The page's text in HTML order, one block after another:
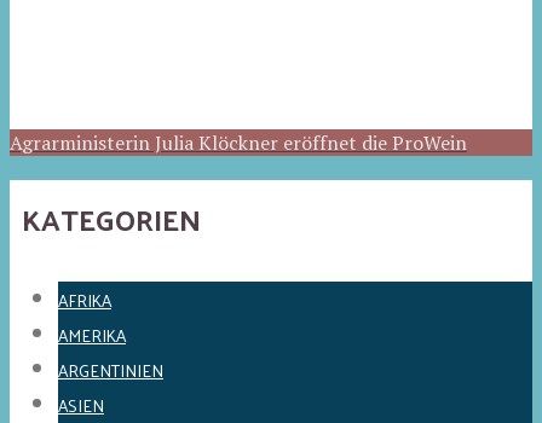
Agrarministerin Julia Klöckner eröffnet die ProWein
KATEGORIEN
AFRIKA
AMERIKA
ARGENTINIEN
ASIEN